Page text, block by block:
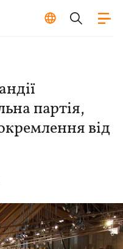
партія,
від